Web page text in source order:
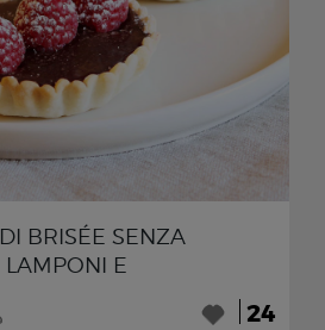
BRISÉE SENZA
LAMPONI E
24